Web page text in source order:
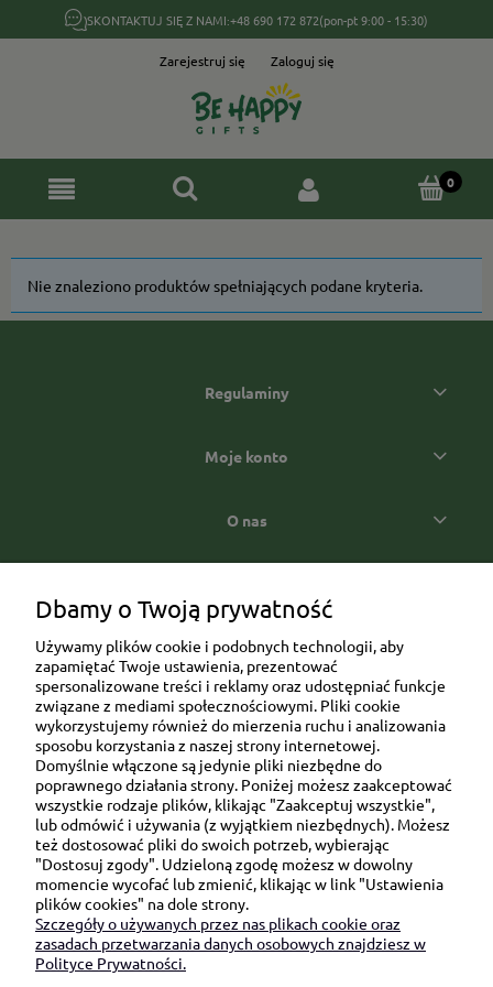
SKONTAKTUJ SIĘ Z NAMI:+48 690 172 872(pon-pt 9:00 - 15:30)
Zarejestruj się Zaloguj się
Nie znaleziono produktów spełniających podane kryteria.
Regulaminy
Moje konto
O nas
Ul. Brukowa 6/8 lok. 57/58
91-341 Łódź
NIP: 6751510615
SKONTAKTUJ SIĘ Z NAMI:
sklep@be-happygifts.com
+48 690 172 872
(pon-pt 9:00 - 15:30)
Dbamy o Twoją prywatność
Używamy plików cookie i podobnych technologii, aby
zapamiętać Twoje ustawienia, prezentować
spersonalizowane treści i reklamy oraz udostępniać funkcje
związane z mediami społecznościowymi. Pliki cookie
wykorzystujemy również do mierzenia ruchu i analizowania
sposobu korzystania z naszej strony internetowej.
Domyślnie włączone są jedynie pliki niezbędne do
poprawnego działania strony. Poniżej możesz zaakceptować
wszystkie rodzaje plików, klikając "Zaakceptuj wszystkie",
lub odmówić i używania (z wyjątkiem niezbędnych). Możesz
też dostosować pliki do swoich potrzeb, wybierając
"Dostosuj zgody". Udzieloną zgodę możesz w dowolny
momencie wycofać lub zmienić, klikając w link "Ustawienia
plików cookies" na dole strony.
Szczegóły o używanych przez nas plikach cookie oraz
zasadach przetwarzania danych osobowych znajdziesz w
Polityce Prywatności.